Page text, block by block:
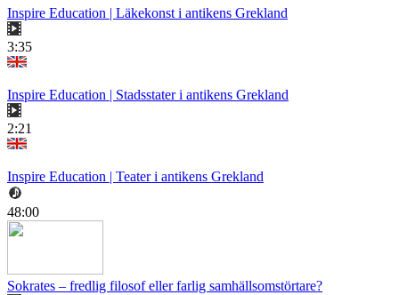
Inspire Education | Läkekonst i antikens Grekland
3:35
Inspire Education | Stadsstater i antikens Grekland
2:21
Inspire Education | Teater i antikens Grekland
48:00
Sokrates – fredlig filosof eller farlig samhällsomstörtare?